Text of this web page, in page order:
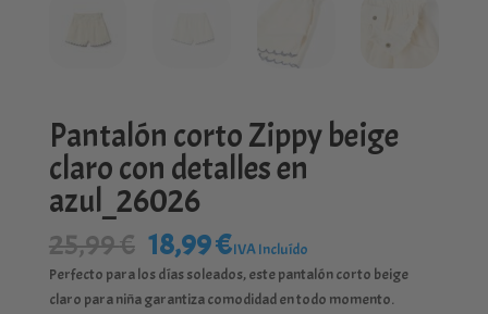
Pantalón corto Zippy beige
claro con detalles en
azul_26026
25,99€ El
precio
original
18,99€El
precio
actual
IVA Incluído
Perfecto para los días soleados, este pantalón corto beige
claro para niña garantiza comodidad en todo momento.